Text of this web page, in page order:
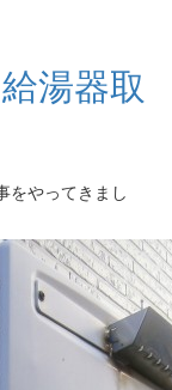
湯器取
をやってきまし